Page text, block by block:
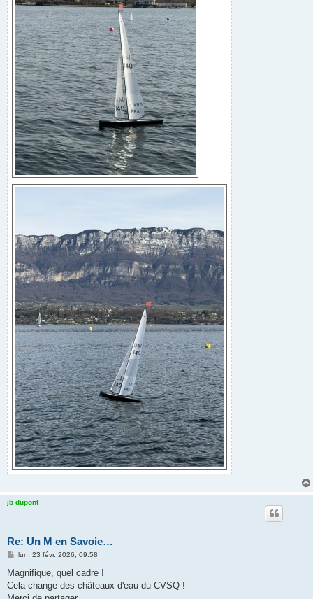
jb dupont
Re: Un M en Savoie…
M
s
a
g
lun. 23 févr. 2026, 09:58
Magnifique, quel cadre !
Cela change des châteaux d'eau du CVSQ !